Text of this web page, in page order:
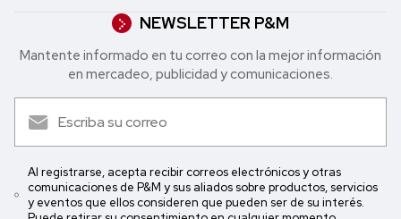
NEWSLETTER P&M
Mantente informado en tu correo con la mejor in formación
en mercadeo, publicidad y comunicaciones.
Al registrarse, acepta recibir correos electrónicos y otras
comunicaciones de P&M y sus aliados sobre productos, servicios
y eventos que ellos consideren que pueden ser de su interés.